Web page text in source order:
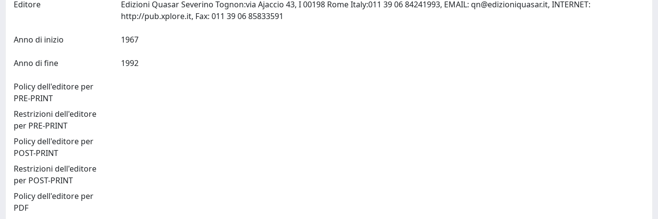
Editore Edizioni Quasar Severino Tognon:via Ajaccio 43, I 00198 Rome Italy:011 39 06 84241993, EMAIL: qn@edizioniquasar.it, INTERNET:
Anno di inizio
Anno di fine
Policy dell'editore per
PRE-PRINT
Restrizioni dell'editore
per PRE-PRINT
Policy dell'editore per
POST-PRINT
Restrizioni dell'editore
per POST-PRINT
Policy dell'editore per
PDF